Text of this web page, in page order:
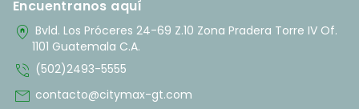
Encuentranos aquí
home_pin Bvld. Los Próceres 24-69 Z.10 Zona Pradera Torre IV Of.
1101 Guatemala C.A.
phone_in_talk (502)2493-5555
mail contacto@citymax-gt.com